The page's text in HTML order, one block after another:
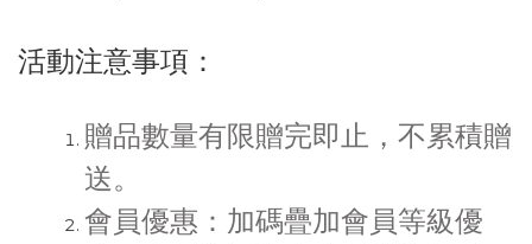
活動注意事項：
贈品數量有限贈完即止，不累積贈
送。
會員優惠：加碼疊加會員等級優